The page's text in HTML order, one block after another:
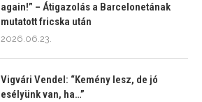
again!” – Átigazolás a Barcelonetának
mutatott fricska után
2026.06.23.
Vigvári Vendel: “Kemény lesz, de jó
esélyünk van, ha…”